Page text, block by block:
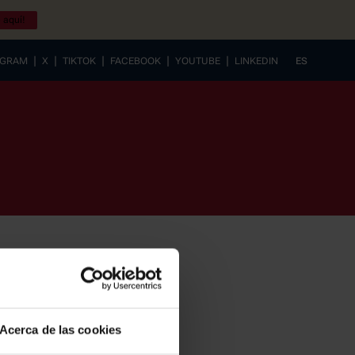
Acerca de las cookies
aquí!
| X | TIKTOK | FACEBOOK | YOUTUBE | LINKEDIN
ES